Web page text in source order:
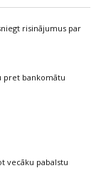
risinājumus par
pret bankomātu
vecāku pabalstu